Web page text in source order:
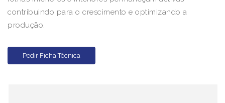
contribuindo para o crescimento e optimizando a
produção.
Pedir Ficha Técnica